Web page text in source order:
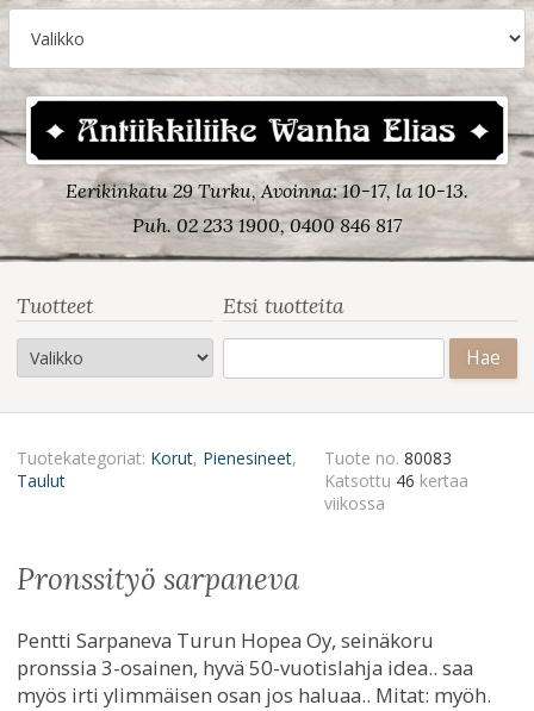
Eerikinkatu 29 Turku, Avoinna: 10-17, la 10-13.
Puh. 02 233 1900, 0400 846 817
Tuotteet Etsi tuotteita
Tuotekategoriat: Korut, Pienesineet,
Taulut
Tuote no. 80083
Katsottu 46 kertaa
viikossa
pronssityö sarpaneva
Pentti Sarpaneva Turun Hopea Oy, seinäkoru
pronssia 3-osainen, hyvä 50-vuotislahja idea.. saa
myös irti ylimmäisen osan jos haluaa.. Mitat: myöh.